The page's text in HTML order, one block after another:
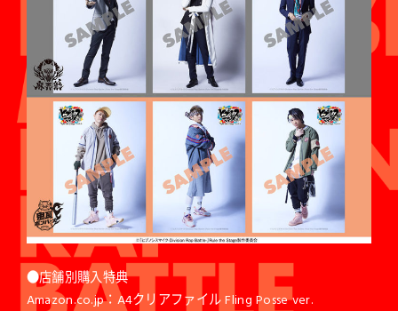
●店舗別購入特典
Amazon.co.jp：A4クリアファイル Fling Posse ver.